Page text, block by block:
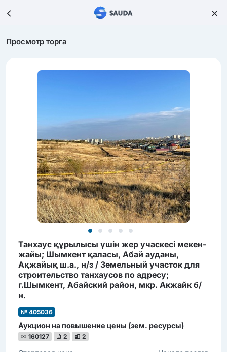
Просмотр торга
Танхаус құрылысы үшін жер учаскесі мекен-
жайы; Шымкент қаласы, Абай ауданы,
Ақжайық ш.а., н/з / Земельный участок для
строительство танхаусов по адресу;
г.Шымкент, Абайский район, мкр. Акжайк б/
н.
№ 405036
Аукцион на повышение цены (зем. ресурсы)
160127 2 2